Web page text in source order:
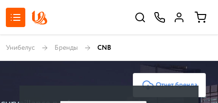
Унибелус Бренды CNB
Отчет бренда